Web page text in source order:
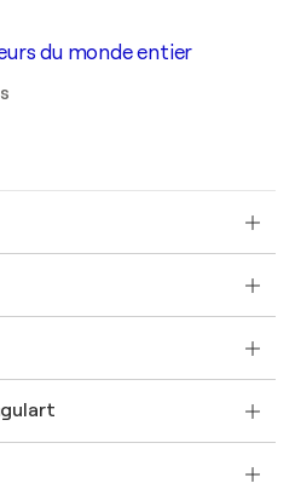
du monde entier
commercial
original